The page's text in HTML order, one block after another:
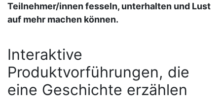
Teilnehmer/innen fesseln, unterhalten und Lust
auf mehr machen können.
Interaktive
Produktvorführungen, die
eine Geschichte erzählen